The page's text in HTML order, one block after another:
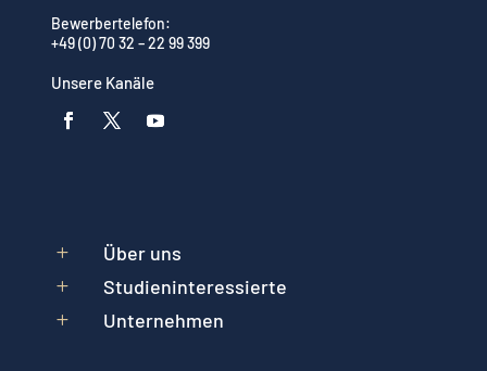
Bewerbertelefon:
+49 (0) 70 32 – 22 99 399
Unsere Kanäle
L Über uns
L Studieninteressierte
L Unternehmen